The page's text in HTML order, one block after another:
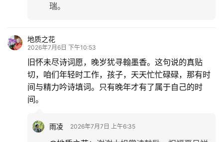
瑞。
地质之花
2026年7月6日 下午10:53
旧怀未尽诗词愿，晚岁犹寻翰墨香。这句说的真贴
切，咱们年轻时工作，孩子，天天忙忙碌碌，那有时
间与精力吟诗填词。只有晚年才有了属于自己的时
间。
雨凌 2026年7月7日 上午6:35